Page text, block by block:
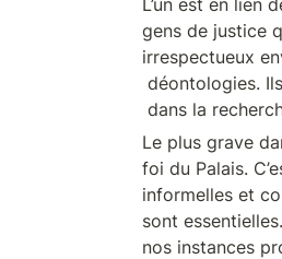
L’un est en lien
gens de justice
irrespectueux
dans la
Le plus grave
foi du Palais.
informelles et
sont
nos instances